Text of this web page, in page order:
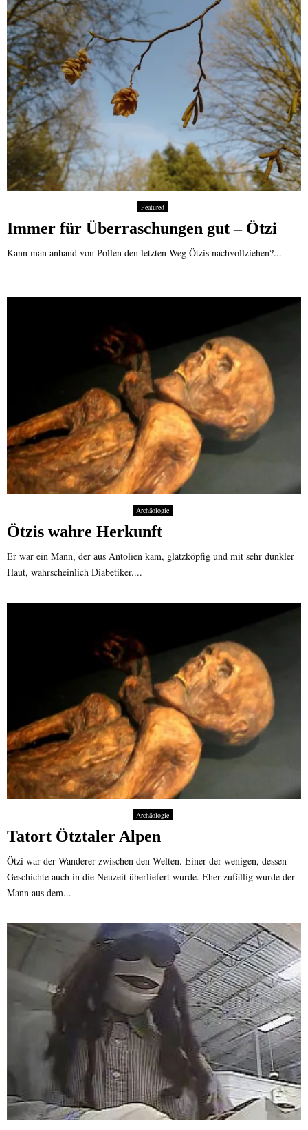
Featured
Immer für Überraschungen gut – Ötzi
Kann man anhand von Pollen den letzten Weg Ötzis nachvollziehen?...
Archäologie
Ötzis wahre Herkunft
Er war ein Mann, der aus Antolien kam, glatzköpfig und mit sehr dunkler
Haut, wahrscheinlich Diabetiker....
Archäologie
Tatort Ötztaler Alpen
Ötzi war der Wanderer zwischen den Welten. Einer der wenigen, dessen
Geschichte auch in die Neuzeit überliefert wurde. Eher zufällig wurde der
Mann aus dem...